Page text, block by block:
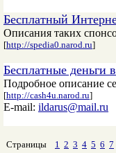
Бесплатный
Описания таких
[http://spedia0.narod.ru]
Бесплатные деньги
Подробное описание
[http://cash4u.narod.ru]
E-mail: ildarus@mail.ru
Страницы 1 2 3 4 5 6 7